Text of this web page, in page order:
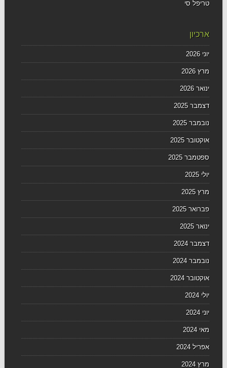
טריפל סי
ארכיון
יוני 2026
מרץ 2026
ינואר 2026
דצמבר 2025
נובמבר 2025
אוקטובר 2025
ספטמבר 2025
יולי 2025
מרץ 2025
פברואר 2025
ינואר 2025
דצמבר 2024
נובמבר 2024
אוקטובר 2024
יולי 2024
יוני 2024
מאי 2024
אפריל 2024
מרץ 2024